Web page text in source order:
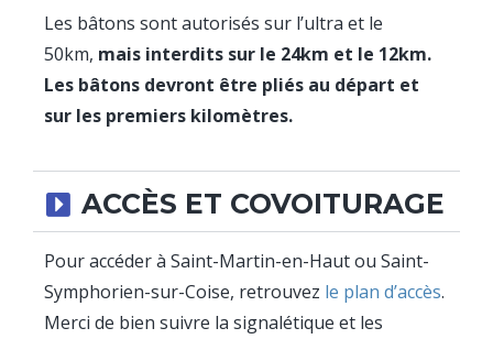
Les bâtons sont autorisés sur l’ultra et le
50km, mais interdits sur le 24km et le 12km.
Les bâtons devront être pliés au départ et
sur les premiers kilomètres.
ACCÈS ET COVOITURAGE
Pour accéder à Saint-Martin-en-Haut ou Saint-
Symphorien-sur-Coise, retrouvez le plan d’accès.
Merci de bien suivre la signalétique et les